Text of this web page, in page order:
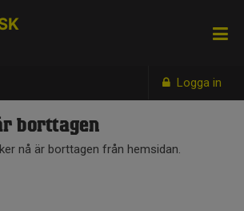
Logga in
borttagen
nå är borttagen från hemsidan.